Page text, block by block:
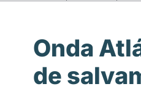
Onda
de